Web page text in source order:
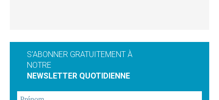
S'ABONNER GRATUITEMENT À
NOTRE
NEWSLETTER QUOTIDIENNE